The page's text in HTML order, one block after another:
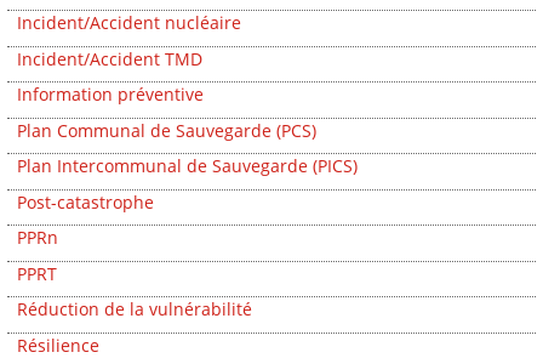
Incident/Accident nucléaire
Incident/Accident TMD
Information préventive
Plan Communal de Sauvegarde (PCS)
Plan Intercommunal de Sauvegarde (PICS)
Post-catastrophe
PPRn
PPRT
Réduction de la vulnérabilité
Résilience